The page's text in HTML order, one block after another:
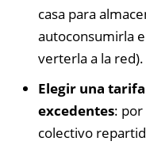
casa para
autoconsumirla
verterla a la red).
Elegir una
excedentes:
colectivo